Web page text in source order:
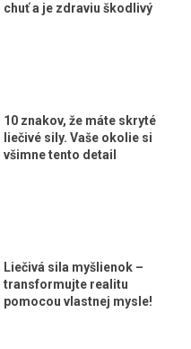
chuť a je zdraviu škodlivý
10 znakov, že máte skryté
liečivé sily. Vaše okolie si
všimne tento detail
Liečivá sila myšlienok –
transformujte realitu
pomocou vlastnej mysle!